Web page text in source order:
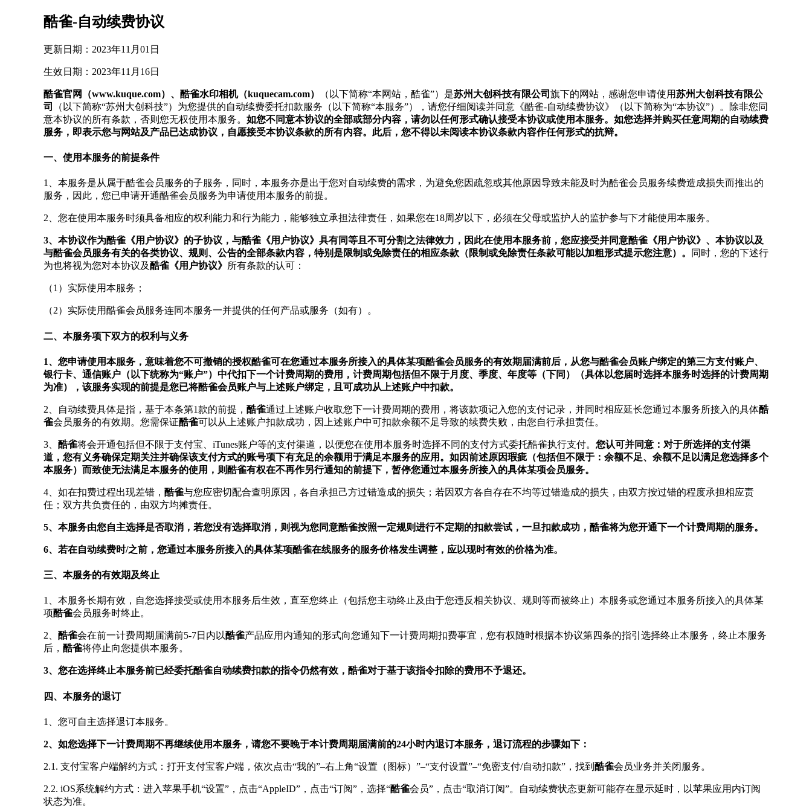
酷雀-自动续费协议
更新日期：2023年11月01日
生效日期：2023年11月16日
酷雀官网（www.kuque.com）、酷雀水印相机（kuquecam.com） （以下简称“本网站，酷雀”）是苏州大创科技有限公司 旗下的网站，感谢您申请使用苏州大创科技有限公
司
（以下简称“苏州大创科技”）为您提供的自动续费委托扣款服务（以下简称“本服务”），请您仔细阅读并同意《酷雀-自动续费协议》（以下简称为“本协议”）。除非您同
意本协议的所有条款，否则您无权使用本服务。 如您不同意本协议的全部或部分内容，请勿以任何形式确认接受本协议或使用本服务。如您选择并购买任意周期的自动续费
服务，即表示您与网站及产品已达成协议，自愿接受本协议条款的所有内容。此后，您不得以未阅读本协议条款内容作任何形式的抗辩。
一、使用本服务的前提条件
1、本服务是从属于酷雀会员服务的子服务，同时，本服务亦是出于您对自动续费的需求，为避免您因疏忽或其他原因导致未能及时为酷雀会员服务续费造成损失而推出的
服务，因此，您已申请开通酷雀会员服务为申请使用本服务的前提。
2、您在使用本服务时须具备相应的权利能力和行为能力，能够独立承担法律责任，如果您在18周岁以下，必须在父母或监护人的监护参与下才能使用本服务。
3、本协议作为酷雀《用户协议》的子协议，与酷雀《用户协议》具有同等且不可分割之法律效力，因此在使用本服务前，您应接受并同意酷雀《用户协议》、本协议以及
与酷雀会员服务有关的各类协议、规则、公告的全部条款内容，特别是限制或免除责任的相应条款（限制或免除责任条款可能以加粗形式提示您注意）。
同时，您的下述行
为也将视为您对本协议及酷雀 《用户协议》 所有条款的认可：
（1）实际使用本服务；
（2）实际使用酷雀会员服务连同本服务一并提供的任何产品或服务（如有）。
二、本服务项下双方的权利与义务
1、您申请使用本服务，意味着您不可撤销的授权酷雀可在您通过本服务所接入的具体某项酷雀会员服务的有效期届满前后，从您与酷雀会员账户绑定的第三方支付账户、
银行卡、通信账户（以下统称为“账户”）中代扣下一个计费周期的费用，计费周期包括但不限于月度、季度、年度等（下同）（具体以您届时选择本服务时选择的计费周期
为准），该服务实现的前提是您已将酷雀会员账户与上述账户绑定，且可成功从上述账户中扣款。
2、自动续费具体是指，基于本条第1款的前提， 酷雀通过上述账户收取您下一计费周期的费用，将该款项记入您的支付记录，并同时相应延长您通过本服务所接入的具体酷
雀会员服务的有效期。您需保证酷雀可以从上述账户扣款成功，因上述账户中可扣款余额不足导致的续费失败，由您自行承担责任。
3、 酷雀将会开通包括但不限于支付宝、iTunes账户等的支付渠道，以便您在使用本服务时选择不同的支付方式委托酷雀执行支付。 您认可并同意：对于所选择的支付渠
道，您有义务确保定期关注并确保该支付方式的账号项下有充足的余额用于满足本服务的应用。如因前述原因瑕疵（包括但不限于：余额不足、余额不足以满足您选择多个
本服务）而致使无法满足本服务的使用，则酷雀有权在不再作另行通知的前提下，暂停您通过本服务所接入的具体某项会员服务。
4、如在扣费过程出现差错， 酷雀与您应密切配合查明原因，各自承担己方过错造成的损失；若因双方各自存在不均等过错造成的损失，由双方按过错的程度承担相应责
任；双方共负责任的，由双方均摊责任。
5、本服务由您自主选择是否取消，若您没有选择取消，则视为您同意酷雀按照一定规则进行不定期的扣款尝试，一旦扣款成功，酷雀将为您开通下一个计费周期的服务。
6、若在自动续费时/之前，您通过本服务所接入的具体某项酷雀在线服务的服务价格发生调整，应以现时有效的价格为准。
三、本服务的有效期及终止
1、本服务长期有效，自您选择接受或使用本服务后生效，直至您终止（包括您主动终止及由于您违反相关协议、规则等而被终止）本服务或您通过本服务所接入的具体某
项酷雀会员服务时终止。
2、 酷雀会在前一计费周期届满前5-7日内以酷雀产品应用内通知的形式向您通知下一计费周期扣费事宜，您有权随时根据本协议第四条的指引选择终止本服务，终止本服务
后， 酷雀将停止向您提供本服务。
3、您在选择终止本服务前已经委托酷雀自动续费扣款的指令仍然有效，酷雀对于基于该指令扣除的费用不予退还。
四、本服务的退订
1、您可自主选择退订本服务。
2、如您选择下一计费周期不再继续使用本服务，请您不要晚于本计费周期届满前的24小时内退订本服务，退订流程的步骤如下：
2.1. 支付宝客户端解约方式：打开支付宝客户端，依次点击“我的”–右上角“设置（图标）”–“支付设置”–“免密支付/自动扣款”，找到 酷雀会员业务并关闭服务。
2.2. iOS系统解约方式：进入苹果手机“设置”，点击“AppleID”，点击“订阅”，选择“酷雀会员”，点击“取消订阅”。自动续费状态更新可能存在显示延时，以苹果应用内订阅
状态为准。